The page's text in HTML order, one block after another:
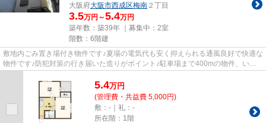
大阪府大阪市西成区梅南 ２丁目
3.5万円～5.4万円
築年数：築39年 ｜募集中： 2室
階数：6階建
敷地内ごみ置き場付き物件です♪夏場の電気代も安く抑えられる通風良好で快適な
物件です♪防犯対策の行き届いた造りがポイント♪駐車場まで400mの物件、いか
5.4万円
(管理費・共益費 5,000円)
敷：-｜礼：-
所在階：1階